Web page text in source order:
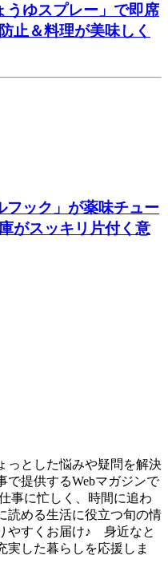
うゆスプレー」で即席
止＆料理が美味しく
フック」が薬味チュー
がスッキリ片付く意
っとした悩みや疑問を解決
で提供するWebマガジンで
事に忙しく、時間に追わ
読める生活に役立つ旬の情
やすくお届け♪ 身近なと
実した暮らしを応援しま